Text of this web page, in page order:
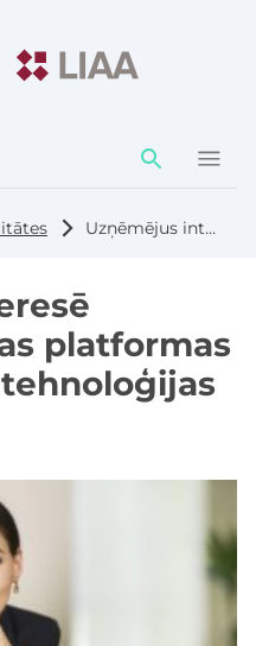
Darbības
elementi
Uzņēmējus interesē kopfinansēšanas platformas un regulatīvās tehnoloģijas
platformas